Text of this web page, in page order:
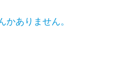
かありません。